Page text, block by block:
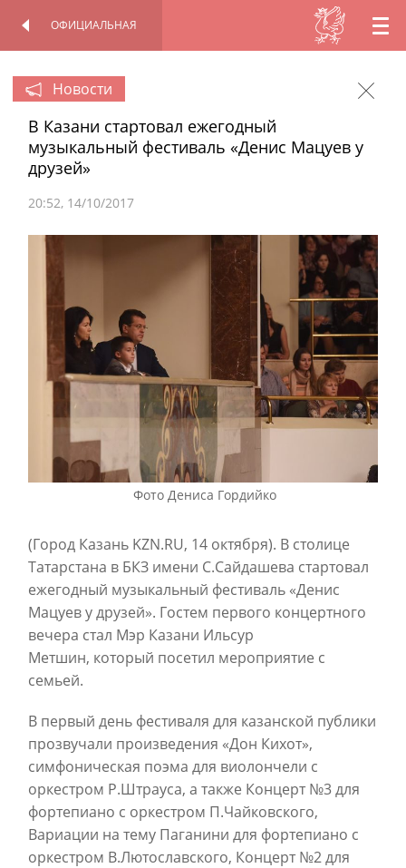
RU
ОФИЦИАЛЬНАЯ
Новости
В Казани стартовал ежегодный
музыкальный фестиваль «Денис Мацуев у
друзей»
20:52 14/10/2017
Фото Дениса Гордийко
(Город Казань KZN.RU, 14 октября). В столице
Татарстана в БКЗ имени С.Сайдашева стартовал
ежегодный музыкальный фестиваль «Денис
Мацуев у друзей». Гостем первого концертного
вечера стал Мэр Казани Ильсур
Метшин, который посетил мероприятие с
семьей.
В первый день фестиваля для казанской публики
прозвучали произведения «Дон Кихот»,
симфоническая поэма для виолончели с
оркестром Р.Штрауса, а также Концерт №3 для
фортепиано с оркестром П.Чайковского,
Вариации на тему Паганини для фортепиано с
оркестром В.Лютославского, Концерт №2 для
ПЕРСОНАЛЬНАЯ
ОФИЦИАЛЬНАЯ